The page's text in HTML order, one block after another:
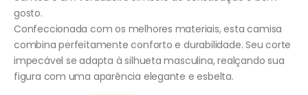
gosto.
Confeccionada com os melhores materiais, esta camisa
combina perfeitamente conforto e durabilidade. Seu corte
impecável se adapta à silhueta masculina, realçando sua
figura com uma aparência elegante e esbelta.